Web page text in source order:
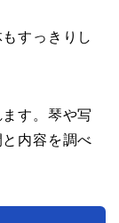
すっきりし
す。琴や写
内容を調べ